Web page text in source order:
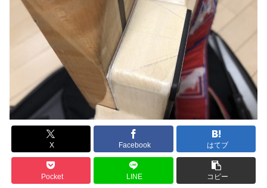
X Facebook はてブ
Pocket LINE コピー